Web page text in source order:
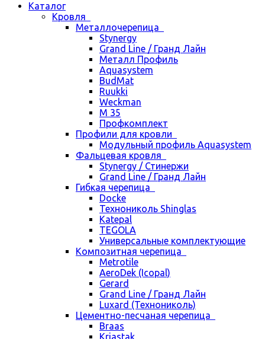
Каталог
Кровля
Металлочерепица
Stynergy
Grand Line / Гранд Лайн
Металл Профиль
Aquasystem
BudMat
Ruukki
Weckman
М 35
Профкомплект
Профили для кровли
Модульный профиль Aquasystem
Фальцевая кровля
Stynergy / Стинержи
Grand Line / Гранд Лайн
Гибкая черепица
Docke
Технониколь Shinglas
Katepal
TEGOLA
Универсальные комплектующие
Композитная черепица
Metrotile
AeroDek (Icopal)
Gerard
Grand Line / Гранд Лайн
Luxard (Технониколь)
Цементно-песчаная черепица
Braas
Kriastak